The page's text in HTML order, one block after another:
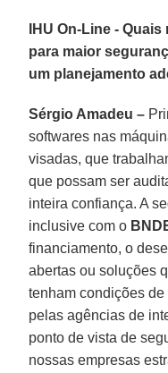
IHU On-Line -
para maior
um planejamento
Sérgio Amadeu –
softwares nas
visadas, que
que possam ser
inteira confiança. A
inclusive com o
financiamento, o
abertas ou soluções
tenham condições
pelas agências de
ponto de vista de
nossas empresas